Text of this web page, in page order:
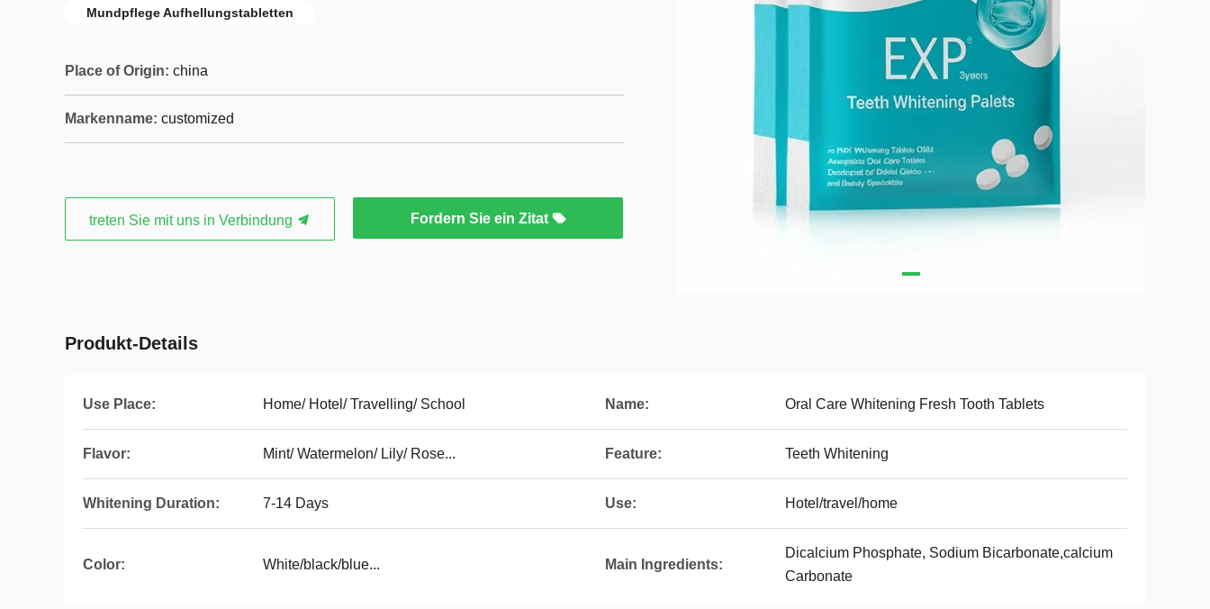
Mundpflege Aufhellungstabletten
Place of Origin: china
Markenname: customized
treten Sie mit uns in Verbindung Fordern Sie ein Zitat
Produkt-Details
Use Place: Home/ Hotel/ Travelling/ School Name: Oral Care Whitening Fresh Tooth Tablets
Flavor: Mint/ Watermelon/ Lily/ Rose... Feature: Teeth Whitening
Whitening Duration: 7-14 Days Use: Hotel/travel/home
Color: White/black/blue... Main Ingredients:
Dicalcium Phosphate, Sodium Bicarbonate,calcium
Carbonate